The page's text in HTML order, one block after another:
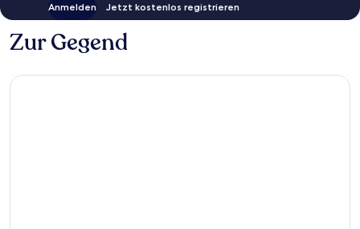
Anmelden Jetzt kostenlos registrieren
Zur Gegend